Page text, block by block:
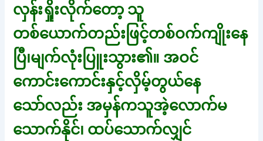
လှန်းရှိုးလိုက်တော့ သူ
တစ်ယောက်တည်းဖြင့်တစ်ဝက်ကျိုးနေ
ပြီ၊မျက်လုံးပြူးသွား၏။ အဝင်
ကောင်းကောင်းနှင့်လှိမ့်တွယ်နေ
သော်လည်း အမှန်ကသူအဲ့လောက်မ
သောက်နိုင်၊ ထပ်သောက်လျှင်